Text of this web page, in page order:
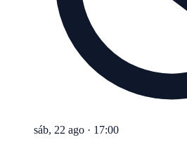
sáb, 22 ago · 17:00